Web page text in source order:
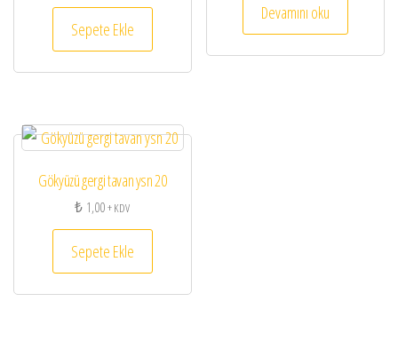
Sepete Ekle
Devamını oku
Gökyüzü gergi tavan ysn 20
₺ 1,00+ KDV
Sepete Ekle